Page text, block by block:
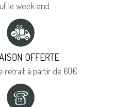
le week end
OFFERTE
retrait à partir de 60€